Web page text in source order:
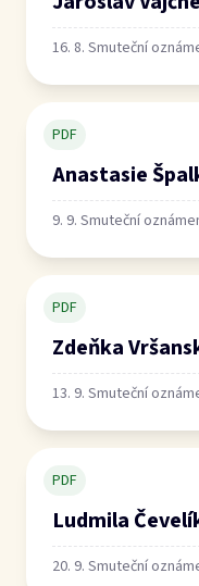
16. 8. Smuteční
PDF
Anastasie
9. 9. Smuteční
PDF
Zdeňka
13. 9. Smuteční
PDF
Ludmila
20. 9. Smuteční